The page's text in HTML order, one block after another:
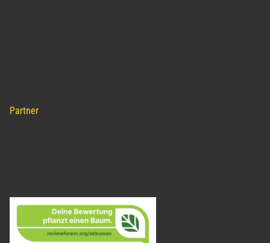
Partner